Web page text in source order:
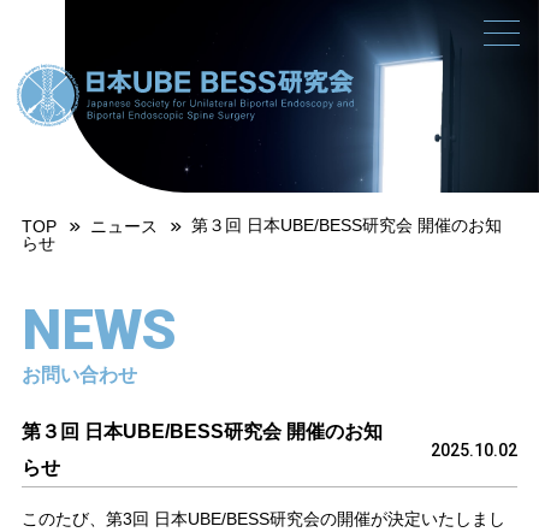
TOP ニュース
第３回 日本UBE/BESS研究会 開催のお知
らせ
NEWS
お問い合わせ
第３回 日本UBE/BESS研究会 開催のお知
らせ
2025.10.02
このたび、第3回 日本UBE/BESS研究会の開催が決定いたしまし